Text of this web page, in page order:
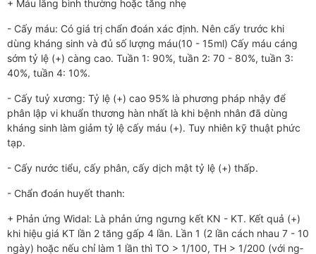
+ Máu lắng bình th­­ường hoặc tăng nhẹ
- Cấy máu: Có giá trị chẩn đoán xác định. Nên cấy trư­ớc khi
dùng kháng sinh và đủ số lư­­ợng máu(10 - 15ml) Cấy máu cáng
sớm tỷ lệ (+) càng cao. Tuần 1: 90%, tuần 2: 70 - 80%, tuần 3:
40%, tuần 4: 10%.
- Cấy tuỷ x­­ương: Tỷ lệ (+) cao 95% là phư­­ơng pháp nhậy để
phân lập vi khuẩn thương hàn nhất là khi bệnh nhân đã dùng
kháng sinh làm giảm tỷ lệ cấy máu (+). Tuy nhiên kỹ thuật phức
tạp.
- Cấy nư­ớc tiểu, cấy phân, cấy dịch mật tỷ lệ (+) thấp.
- Chẩn đoán huyết thanh:
+ Phản ứng Widal: Là phản ứng ngư­ng kết KN - KT. Kết quả (+)
khi hiệu giá KT lần 2 tăng gấp 4 lần. Lần 1 (2 lần cách nhau 7 - 10
ngày) hoặc nếu chỉ làm 1 lần thì TO > 1/100, TH > 1/200 (với ng­­